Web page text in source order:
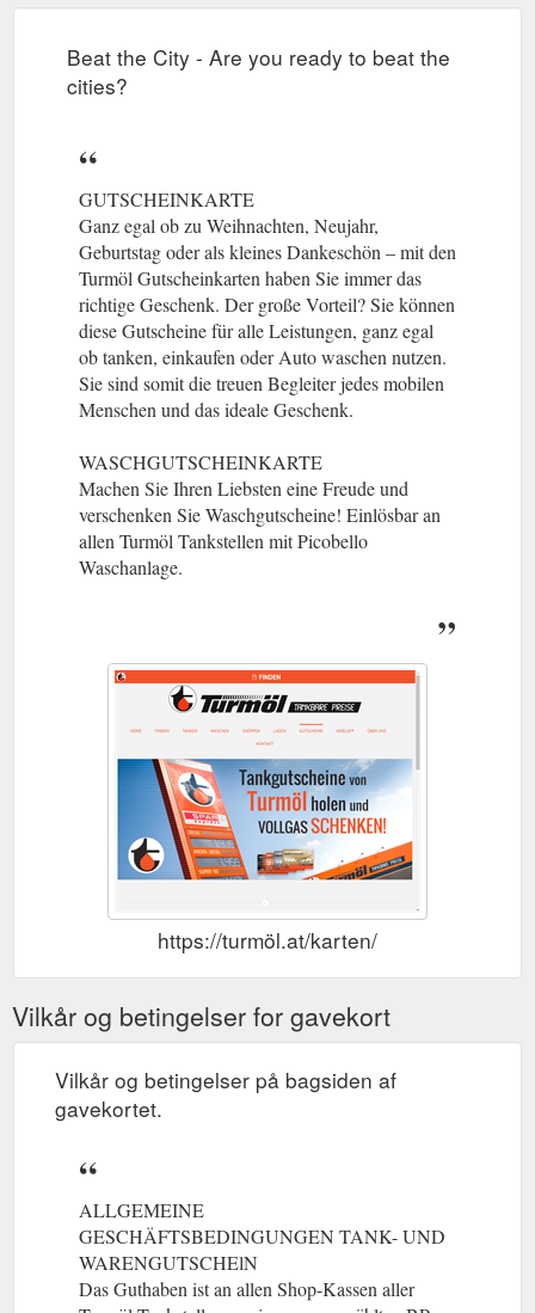
Beat the City - Are you ready to beat the
cities?
GUTSCHEINKARTE
Ganz egal ob zu Weihnachten, Neujahr,
Geburtstag oder als kleines Dankeschön – mit den
Turmöl Gutscheinkarten haben Sie immer das
richtige Geschenk. Der große Vorteil? Sie können
diese Gutscheine für alle Leistungen, ganz egal
ob tanken, einkaufen oder Auto waschen nutzen.
Sie sind somit die treuen Begleiter jedes mobilen
Menschen und das ideale Geschenk.
WASCHGUTSCHEINKARTE
Machen Sie Ihren Liebsten eine Freude und
verschenken Sie Waschgutscheine! Einlösbar an
allen Turmöl Tankstellen mit Picobello
Waschanlage.
https://turmöl.at/karten/
Vilkår og betingelser for gavekort
Vilkår og betingelser på bagsiden af
gavekortet.
ALLGEMEINE
GESCHÄFTSBEDINGUNGEN TANK- UND
WARENGUTSCHElN
Das Guthaben ist an allen Shop-Kassen aller